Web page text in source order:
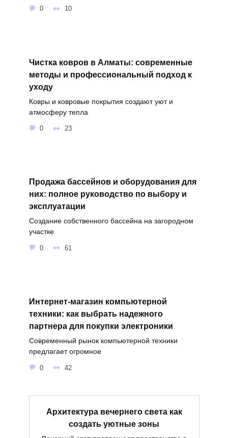
0 10
Чистка ковров в Алматы: современные
методы и профессиональный подход к
уходу
Ковры и ковровые покрытия создают уют и
атмосферу тепла
0 23
Продажа бассейнов и оборудования для
них: полное руководство по выбору и
эксплуатации
Создание собственного бассейна на загородном
участке
0 61
Интернет-магазин компьютерной
техники: как выбрать надежного
партнера для покупки электроники
Современный рынок компьютерной техники
предлагает огромное
0 42
Архитектура вечернего света как
создать уютные зоны